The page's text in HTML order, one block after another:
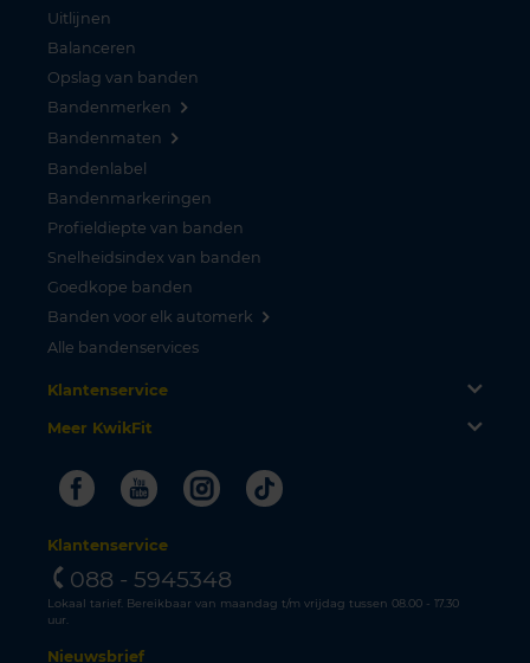
Uitlijnen
Balanceren
Opslag van banden
Bandenmerken
Bandenmaten
Bandenlabel
Bandenmarkeringen
Profieldiepte van banden
Snelheidsindex van banden
Goedkope banden
Banden voor elk automerk
Alle bandenservices
Klantenservice
Meer KwikFit
FacebookYoutubeInstagram
Tiktok
Klantenservice
088 - 5945348
Lokaal tarief. Bereikbaar van maandag t/m vrijdag tussen 08.00 - 17.30
uur.
Nieuwsbrief